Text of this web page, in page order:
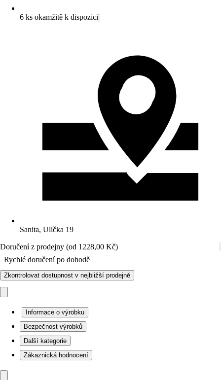
6 ks okamžitě k dispozici
Sanita, Ulička 19
Doručení z prodejny (od 1228,00 Kč)
Rychlé doručení po dohodě
Zkontrolovat dostupnost v nejbližší prodejně
Informace o výrobku
Bezpečnost výrobků
Další kategorie
Zákaznická hodnocení